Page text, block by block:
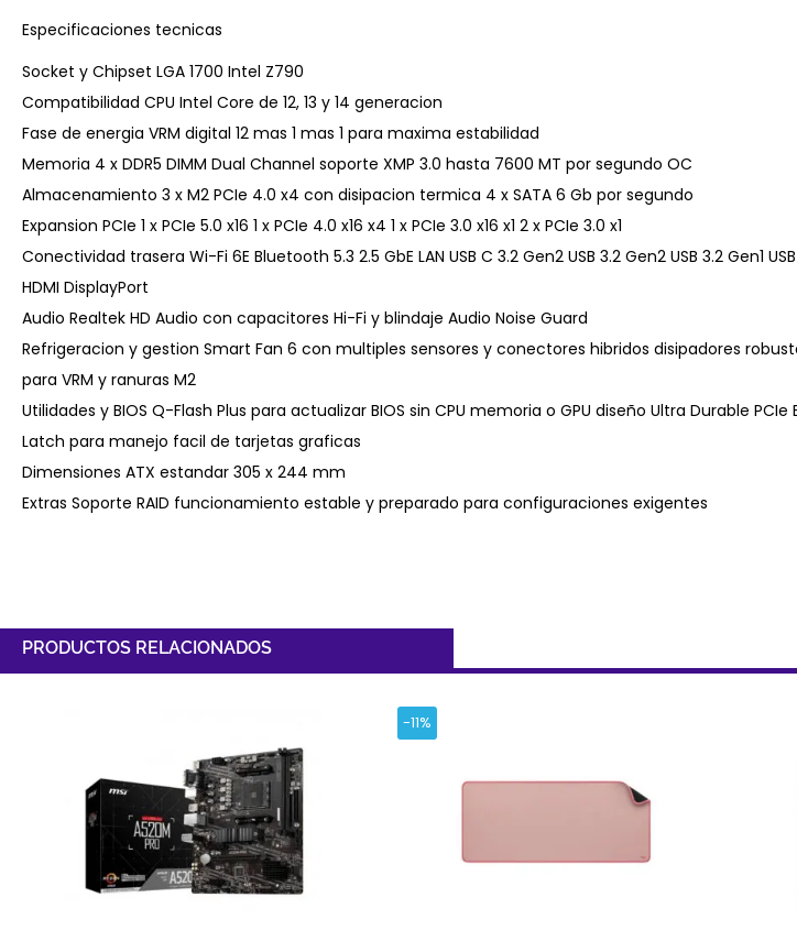
Especificaciones tecnicas
Socket y Chipset LGA 1700 Intel Z790
Compatibilidad CPU Intel Core de 12, 13 y 14 generacion
Fase de energia VRM digital 12 mas 1 mas 1 para maxima estabilidad
Memoria 4 x DDR5 DIMM Dual Channel soporte XMP 3.0 hasta 7600 MT por segundo OC
Almacenamiento 3 x M2 PCIe 4.0 x4 con disipacion termica 4 x SATA 6 Gb por segundo
Expansion PCIe 1 x PCIe 5.0 x16 1 x PCIe 4.0 x16 x4 1 x PCIe 3.0 x16 x1 2 x PCIe 3.0 x1
Conectividad trasera Wi-Fi 6E Bluetooth 5.3 2.5 GbE LAN USB C 3.2 Gen2 USB 3.2 Gen2 USB 3.2 Gen1
HDMI DisplayPort
Audio Realtek HD Audio con capacitores Hi-Fi y blindaje Audio Noise Guard
Refrigeracion y gestion Smart Fan 6 con multiples sensores y conectores hibridos disipadores
para VRM y ranuras M2
Utilidades y BIOS Q-Flash Plus para actualizar BIOS sin CPU memoria o GPU diseño Ultra Durable PCIe
Latch para manejo facil de tarjetas graficas
Dimensiones ATX estandar 305 x 244 mm
Extras Soporte RAID funcionamiento estable y preparado para configuraciones exigentes
PRODUCTOS RELACIONADOS
-11%